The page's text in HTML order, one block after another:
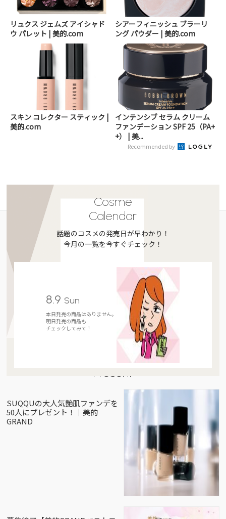
リュクス ジェムズ アイシャド
ウ パレット | 美的.com
シアーフィニッシュ ブラーリ
ング パウダー | 美的.com
スキン コレクター スティック |
美的.com
インテンシブ セラム クリーム
ファンデーション SPF 25（PA+
+） | 美...
Recommended by
Cosme
Calendar
話題のコスメの発売日が早わかり！
今月の一覧を今すぐチェック！
8.9 Sun
本日発売の商品はありません。
明日発売の商品も
チェックしてみて！
Present
SUQQUの大人気艶肌ファンデを
50人にプレゼント！｜美的
GRAND